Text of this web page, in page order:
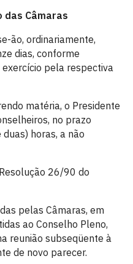
das Câmaras
ão, ordinariamente,
dias, conforme
pela respectiva
matéria, o Presidente
no prazo
horas, a não
26/90 do
pelas Câmaras, em
ao Conselho Pleno,
reunião subseqüente à
de novo parecer.